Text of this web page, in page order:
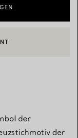
ODER EINEN
der
der